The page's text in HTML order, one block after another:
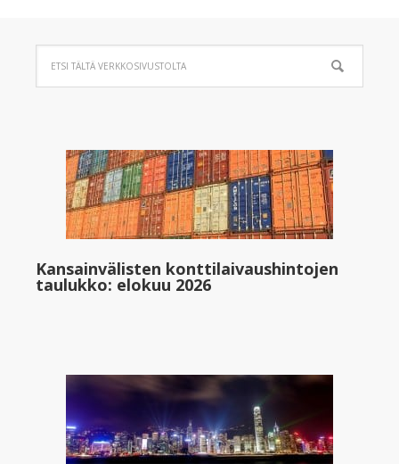
Kansainvälisten konttilaivaushintojen
taulukko: elokuu 2026